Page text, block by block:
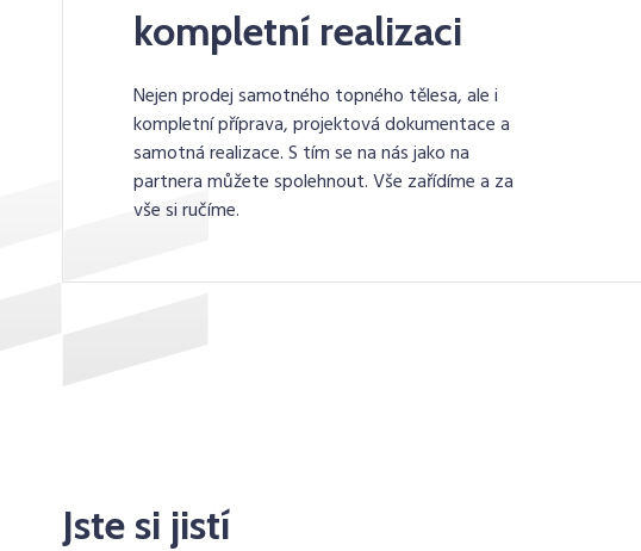
kompletní realizaci
Nejen prodej samotného topného tělesa, ale i
kompletní příprava, projektová dokumentace a
samotná realizace. S tím se na nás jako na
partnera můžete spolehnout. Vše zařídíme a za
vše si ručíme.
Jste si jistí